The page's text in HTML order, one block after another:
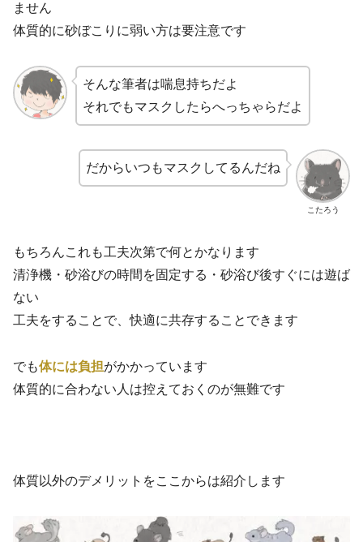
ません
体質的に砂ぼこりに弱い方は要注意です
そんな筆者は喘息持ちだよ
それでもマスクしたらへっちゃらだよ
こたろう
だからいつもマスクしてるんだね
もちろんこれも工夫次第で何とかなります
清浄機・砂浴びの時間を固定する・砂浴び後すぐには遊ば
ない
工夫をすることで、快適に共存することできます
でも体には負担がかかっています
体質的に合わない人は控えておくのが無難です
体質以外のデメリットをここからは紹介します